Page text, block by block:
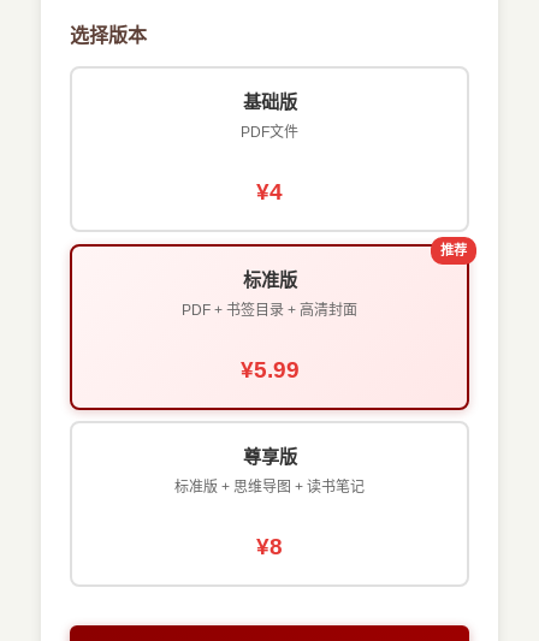
选择版本
基础版
PDF文件
¥4
推荐
标准版
PDF + 书签目录 + 高清封面
¥5.99
尊享版
标准版 + 思维导图 + 读书笔记
¥8